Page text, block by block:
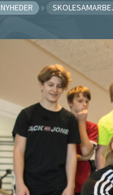
NYHEDER